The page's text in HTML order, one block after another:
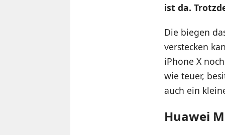
ist da.
Die biegen
verstecken
iPhone X
wie teuer,
auch ein
Huawei